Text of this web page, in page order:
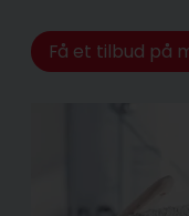
Få et tilbud på